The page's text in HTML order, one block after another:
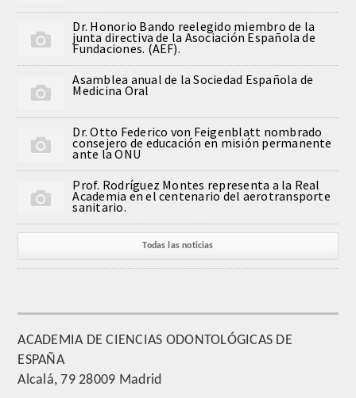
Dr. Honorio Bando reelegido miembro de la
junta directiva de la Asociación Española de
Fundaciones. (AEF).
Asamblea anual de la Sociedad Española de
Medicina Oral
Dr. Otto Federico von Feigenblatt nombrado
consejero de educación en misión permanente
ante la ONU
Prof. Rodríguez Montes representa a la Real
Academia en el centenario del aerotransporte
sanitario.
Todas las noticias
ACADEMIA DE CIENCIAS ODONTOLÓGICAS DE
ESPAÑA
Alcalá, 79 28009 Madrid